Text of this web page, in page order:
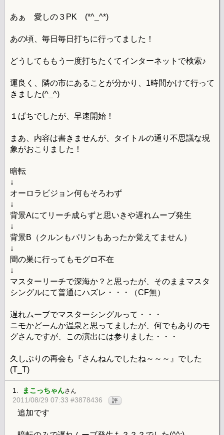
あぁ 愛しの３PK (*^_^*)
あの頃、毎日毎日打ちに行ってました！
どうしてももう一度打ちたくてインターネットで検索♪
運良く、隣の市にあることが分かり、1時間かけて行って
きました(^_^)
１ぱちでしたが、早速開始！
まあ、内容は書きませんが、タイトルの通り不思議な現
象がおこりました！
暗転
↓
オーロラビジョン何もそろわず
↓
背景Aにてリーチ成らずと思いきや遅れムーブ発生
↓
背景B（クルンもパリンもあったか覚えてません）
↓
間の巣に行ってもモグロ不在
↓
マスターリーチで深海か？と思ったが、そのままマスタ
シングルにて普通にハズレ・・・（CF無）
遅れムーブでマスターシングルって・・・
ニモかどーんか温泉と思ってましたが、何でもありのモ
グさんですが、この演出には参りました・・・
久しぶりの再会も『さんねんでしたね～～～』でした
(T_T)
1. まこっちゃんさん
2011/08/29 07:33 #3878436 評
追加です